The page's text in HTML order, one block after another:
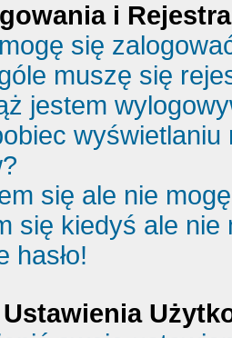
i
się
muszę się
jestem
się ale nie
się kiedyś ale
hasło!